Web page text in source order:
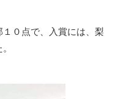
０点で、入賞には、梨